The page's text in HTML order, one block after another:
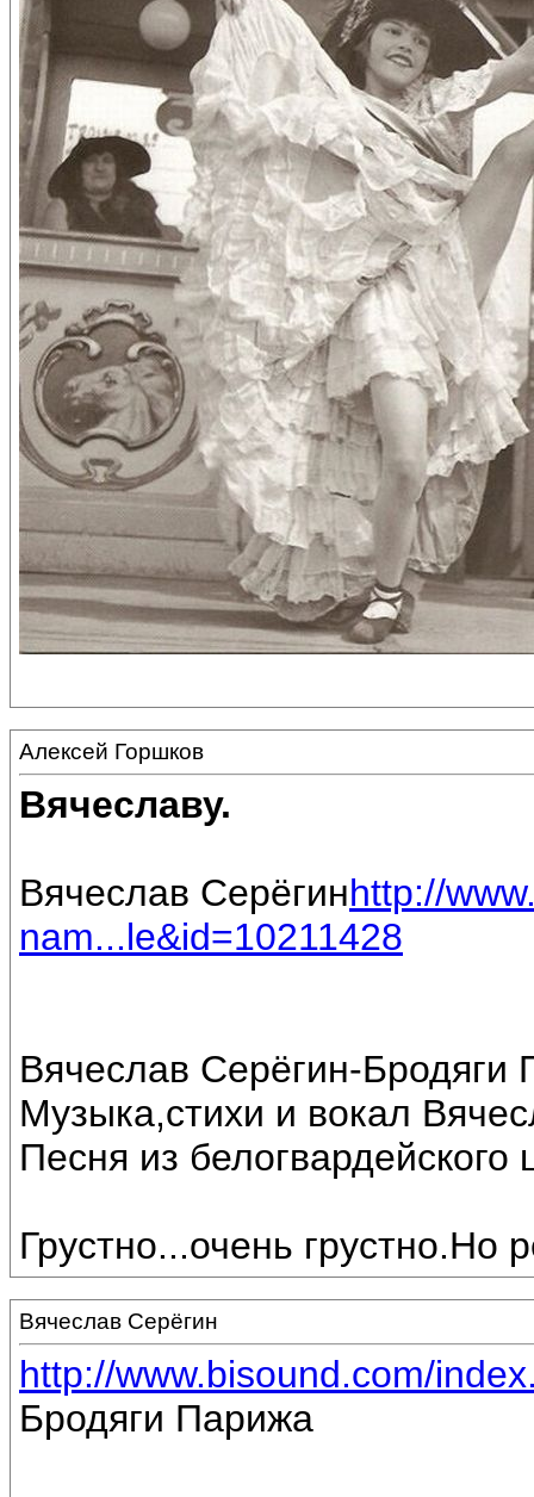
Алексей Горшков
Вячеславу.
Вячеслав Серёгинhttp://
nam...le&id=10211428
Вячеслав Серёгин-Бродяги
Музыка,стихи и вокал
Песня из белогвардейского
Грустно...очень грустно.Но
Вячеслав Серёгин
http://www.bisound.com/
Бродяги Парижа